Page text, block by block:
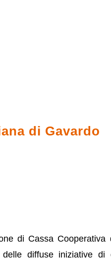
di Gavardo
di Cassa
diffuse iniziative di